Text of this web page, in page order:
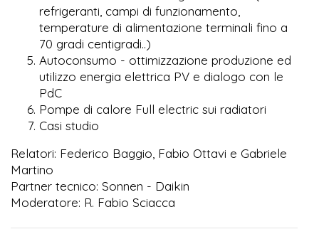
refrigeranti, campi di funzionamento,
temperature di alimentazione terminali fino a
70 gradi centigradi..)
Autoconsumo - ottimizzazione produzione ed
utilizzo energia elettrica PV e dialogo con le
PdC
Pompe di calore Full electric sui radiatori
Casi studio
Relatori: Federico Baggio, Fabio Ottavi e Gabriele
Martino
Partner tecnico: Sonnen - Daikin
Moderatore: R. Fabio Sciacca